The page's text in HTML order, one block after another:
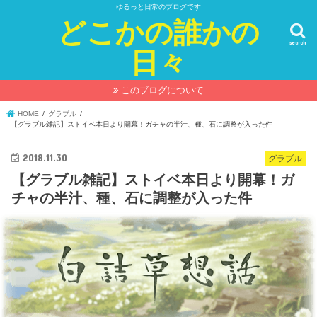
ゆるっと日常のブログです
どこかの誰かの
日々
search
このブログについて
HOME
グラブル
【グラブル雑記】ストイベ本日より開幕！ガチャの半汁、種、石に調整が入った件
グラブル
2018.11.30
【グラブル雑記】ストイベ本日より開幕！ガ
チャの半汁、種、石に調整が入った件